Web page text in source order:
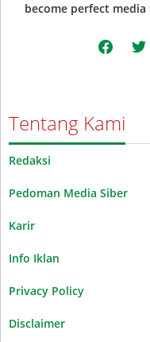
become perfect
facebook
Tentang Kami
Redaksi
Pedoman Media Siber
Karir
Info Iklan
Privacy Policy
Disclaimer